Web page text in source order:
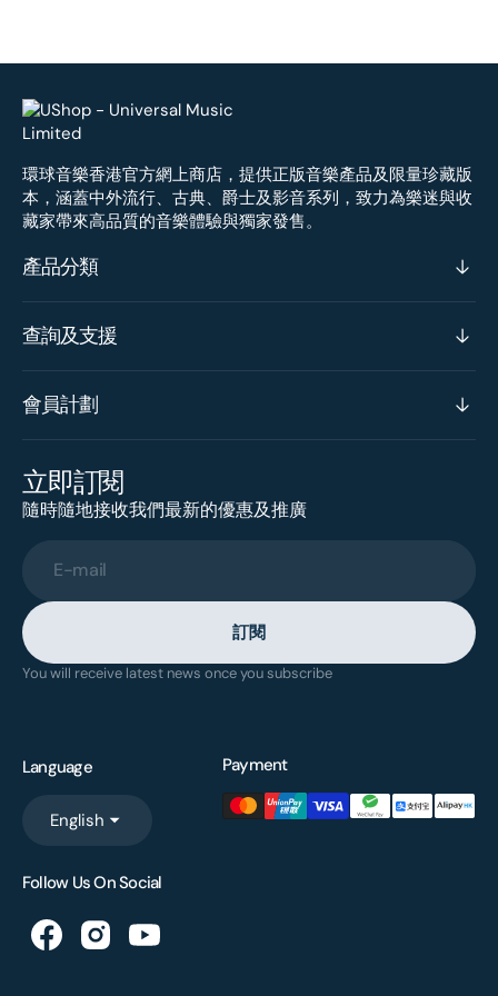
環球音樂香港官方網上商店，提供正版音樂產品及限量珍藏版
本，涵蓋中外流行、古典、爵士及影音系列，致力為樂迷與收
藏家帶來高品質的音樂體驗與獨家發售。
產品分類
查詢及支援
會員計劃
立即訂閱
隨時隨地接收我們最新的優惠及推廣
E-mail
訂閱
You will receive latest news once you subscribe
Language
English
Payment
Follow Us On Social